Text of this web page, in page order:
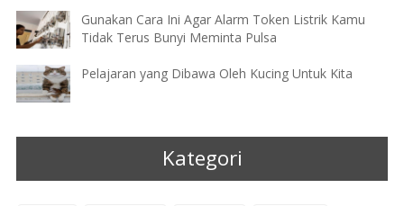
Gunakan Cara Ini Agar Alarm Token Listrik Kamu
Tidak Terus Bunyi Meminta Pulsa
Pelajaran yang Dibawa Oleh Kucing Untuk Kita
Kategori